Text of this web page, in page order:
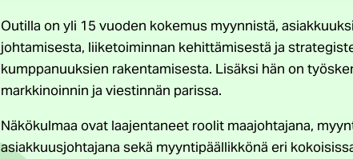
Outilla on yli 15 vuoden kokemus myynnistä,
johtamisesta, liiketoiminnan kehittämisestä ja
kumppanuuksien rakentamisesta. Lisäksi hän on
markkinoinnin ja viestinnän parissa.
Näkökulmaa ovat laajentaneet roolit maajohtajana,
asiakkuusjohtajana sekä myyntipäällikkönä eri